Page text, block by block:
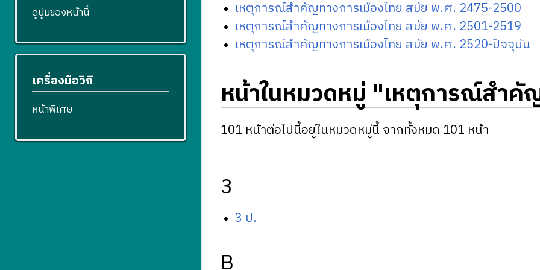
เหตุการณ์สำคัญทางการเมืองไทย สมัย พ.ศ. 2475-2500
เหตุการณ์สำคัญทางการเมืองไทย สมัย พ.ศ. 2501-2519
เหตุการณ์สำคัญทางการเมืองไทย สมัย พ.ศ. 2520-ปัจจุบัน
หน้าในหมวดหมู่ "เหตุการณ์สำคั
101 หน้าต่อไปนี้อยู่ในหมวดหมู่นี้ จากทั้งหมด 101 หน้า
3
3 ป.
ดูปูมของหน้านี้
เครื่องมือวิกิ
หน้าพิเศษ